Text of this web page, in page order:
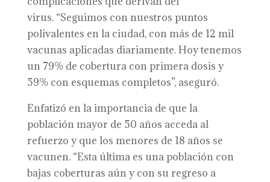
virus. “Seguimos con nuestros puntos
polivalentes en la ciudad, con más de 12 mil
vacunas aplicadas diariamente. Hoy tenemos
un 79% de cobertura con primera dosis y
59% con esquemas completos”, aseguró.
Enfatizó en la importancia de que la
población mayor de 50 años acceda al
refuerzo y que los menores de 18 años se
vacunen. “Esta última es una población con
bajas coberturas aún y con su regreso a